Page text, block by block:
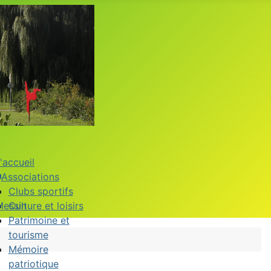
Associations
Clubs sportifs
Culture et loisirs
Patrimoine et
tourisme
Mémoire
patriotique